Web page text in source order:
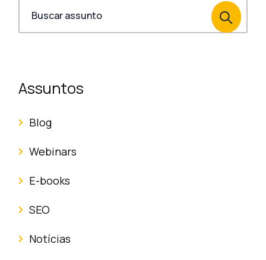
Assuntos
Blog
Webinars
E-books
SEO
Notícias